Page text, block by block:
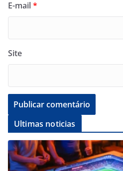
E-mail*
Site
Ultimas noticias